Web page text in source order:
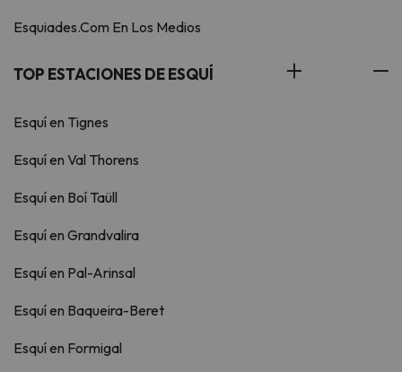
Esquiades.Com En Los Medios
TOP ESTACIONES DE ESQUÍ
Esquí en Tignes
Esquí en Val Thorens
Esquí en Boí Taüll
Esquí en Grandvalira
Esquí en Pal-Arinsal
Esquí en Baqueira-Beret
Esquí en Formigal